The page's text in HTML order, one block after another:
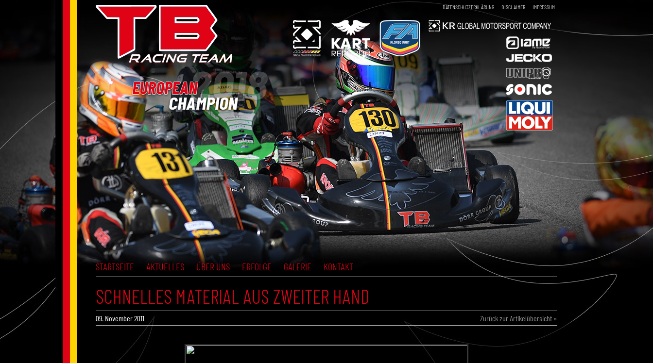
DATENSCHUTZERKLÄRUNG DISCLAIMER IMPRESSUM
STARTSEITE AKTUELLES ÜBER UNS ERFOLGE GALERIE KONTAKT
SCHNELLES MATERIAL AUS ZWEITER HAND
09. November 2011 Zurück zur Artikelübersicht »